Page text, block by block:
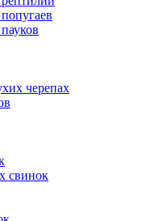
черепах
свинок